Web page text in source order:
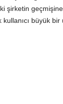
şirketin geçmişine
büyük bir